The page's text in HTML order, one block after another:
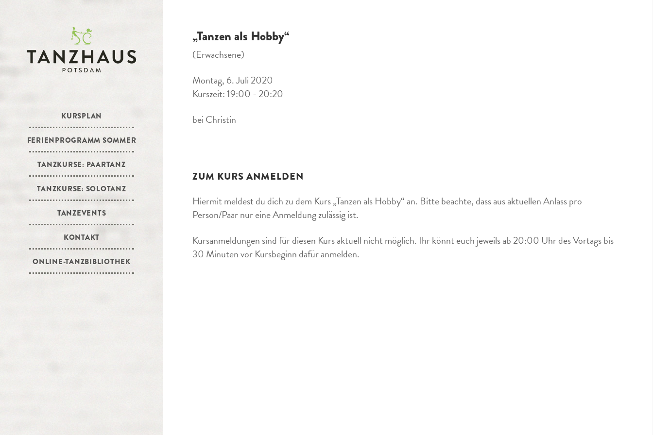
KURSPLAN
FERIENPROGRAMM SOMMER
TANZKURSE: PAARTANZ
TANZKURSE: SOLOTANZ
TANZEVENTS
KONTAKT
ONLINE-TANZBIBLIOTHEK
„Tanzen als Hobby“
(Erwachsene)
Montag, 6. Juli 2020
Kurszeit: 19:00 - 20:20
bei Christin
ZUM KURS ANMELDEN
Hiermit meldest du dich zu dem Kurs „Tanzen als Hobby“ an. Bitte beachte, dass aus aktuellen Anlass pro
Person/Paar nur eine Anmeldung zulässig ist.
Kursanmeldungen sind für diesen Kurs aktuell nicht möglich. Ihr könnt euch jeweils ab 20:00 Uhr des Vortags bis
30 Minuten vor Kursbeginn dafür anmelden.